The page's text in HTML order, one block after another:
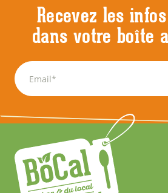
Recevez les
dans votre boîte